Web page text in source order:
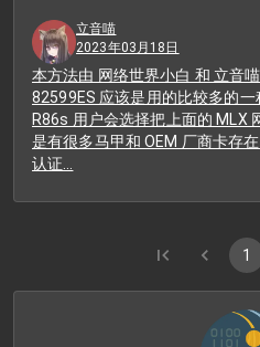
立音喵
2023年03月18日
本方法由 网络世界小白 和 立音
82599ES 应该是用的比较多的
R86s 用户会选择把上面的 MLX
是有很多马甲和 OEM 厂商卡存
认证…
1